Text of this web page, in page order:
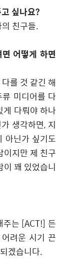
싶나요?
친구들.
어떻게 하면
를 것 같긴 해
미디어를 다
게 다뤄야 하나
생각하면, 지
아닌가 싶기도
이지만 제 친구
이 꽤 있었습니
주는 [ACT!] 든
려운 시기 끈
겠습니다.